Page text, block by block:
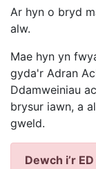
Ar hyn o bryd
alw.
Mae hyn yn
gyda'r Adran
Ddamweiniau
brysur iawn, a
gweld.
Dewch i’r